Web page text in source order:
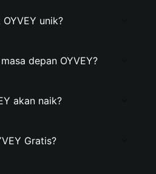
unik?
depan OYVEY?
akan naik?
Gratis?